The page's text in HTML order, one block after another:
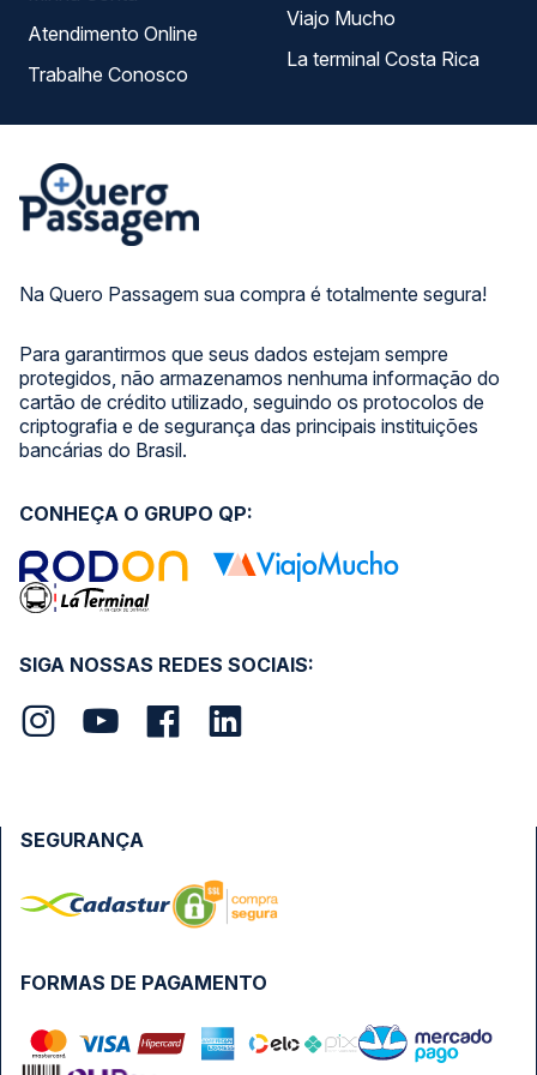
Na Quero Passagem sua compra é totalmente segura!
Para garantirmos que seus dados estejam sempre
protegidos, não armazenamos nenhuma informação do
cartão de crédito utilizado, seguindo os protocolos de
criptografia e de segurança das principais instituições
bancárias do Brasil.
Atendimento Online
Trabalhe Conosco
Viajo Mucho
La terminal Costa Rica
SIGA NOSSAS REDES SOCIAIS:
CONHEÇA O GRUPO QP:
FORMAS DE PAGAMENTO
SEGURANÇA